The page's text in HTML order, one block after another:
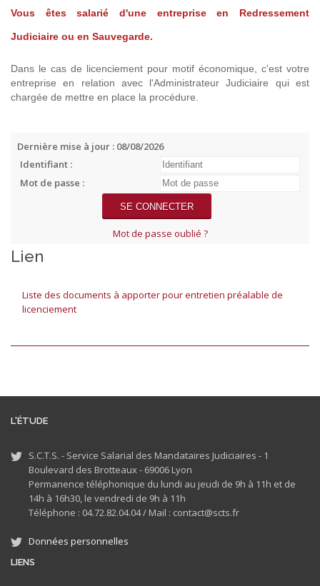
Vous êtes salarié d'une entreprise en Redressement
Judiciaire ou en Sauvegarde.
Dans le cas de licenciement pour motif économique, c'est votre
entreprise en relation avec l'Administrateur Judiciaire qui est
chargée de mettre en place la procédure.
Dernière mise à jour : 08/08/2026
Identifiant :
Mot de passe :
Mot de passe oublié ?
Lien
Liste des documents à apporter pour entretien préalable de
licenciement
L'ÉTUDE
S.C.T.S. - Service Salarial des Mandataires Judiciaires - 1
Boulevard des Brotteaux - 69006 Lyon
Permanence téléphonique du lundi au jeudi de 9h à 11h et de
14h à 16h30, le vendredi de 9h à 11h
Téléphone : 04.72.82.04.04 / Mail : contact@scts.fr
Données personnelles
LIENS